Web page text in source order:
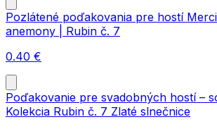
Pozlátené poďakovania pre hostí
anemony | Rubin č. 7
0.40 €
Poďakovanie pre svadobných hostí –
Kolekcia Rubin č. 7 Zlaté slnečnice